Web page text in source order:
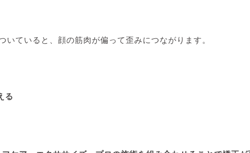
いていると、顔の筋肉が偏って歪みにつながります。
る